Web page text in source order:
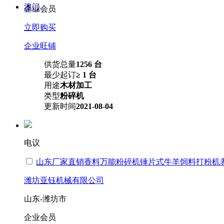
澳门
企业会员
立即购买
企业旺铺
供货总量1256 台
最少起订≥ 1 台
用途木材加工
类型粉碎机
更新时间2021-08-04
电议
山东厂家直销香料万能粉碎机锤片式牛羊饲料打粉机
潍坊亚钰机械有限公司
山东-潍坊市
企业会员